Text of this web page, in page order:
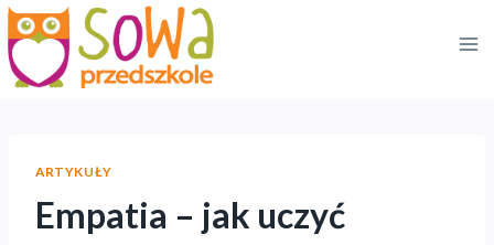
Przejdź
do
treści
ARTYKUŁY
Empatia – jak uczyć